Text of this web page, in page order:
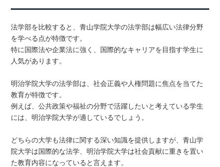
法学部を比較すると、青山学院大学の法学部は幅広い法律分野
を学べる点が特徴です。
特に国際法や企業法に強く、国際的なキャリアを目指す学生に
人気があります。
明治学院大学の法学部は、社会正義や人権問題に焦点を当てた
教育が特徴です。
例えば、公共政策や福祉の分野で活躍したいと考えている学生
には、明治学院大学が適しているでしょう。
どちらの大学も法律に関する深い知識を提供しますが、青山学
院大学は国際的な法学、明治学院大学は社会貢献に重きを置い
た教育内容になっていると言えます。